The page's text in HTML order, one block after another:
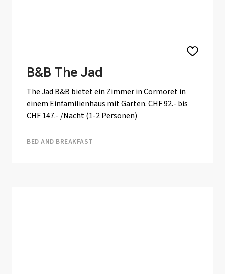
B&B The Jad
The Jad B&B bietet ein Zimmer in Cormoret in
einem Einfamilienhaus mit Garten. CHF 92.- bis
CHF 147.- /Nacht (1-2 Personen)
BED AND BREAKFAST